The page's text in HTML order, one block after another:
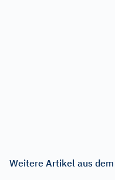
Weitere Artikel aus